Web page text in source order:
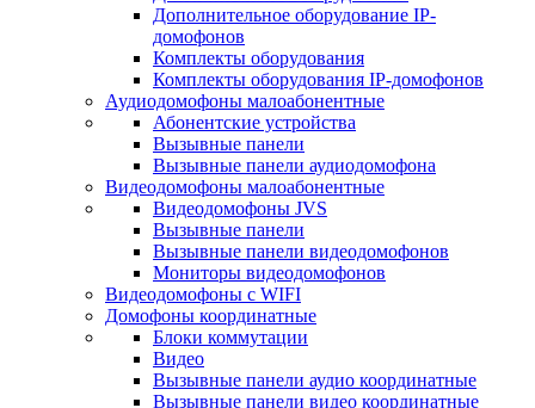
Дополнительное оборудование IP-
домофонов
Комплекты оборудования
Комплекты оборудования IP-домофонов
Аудиодомофоны малоабонентные
Абонентские устройства
Вызывные панели
Вызывные панели аудиодомофона
Видеодомофоны малоабонентные
Видеодомофоны JVS
Вызывные панели
Вызывные панели видеодомофонов
Мониторы видеодомофонов
Видеодомофоны с WIFI
Домофоны координатные
Блоки коммутации
Видео
Вызывные панели аудио координатные
Вызывные панели видео координатные